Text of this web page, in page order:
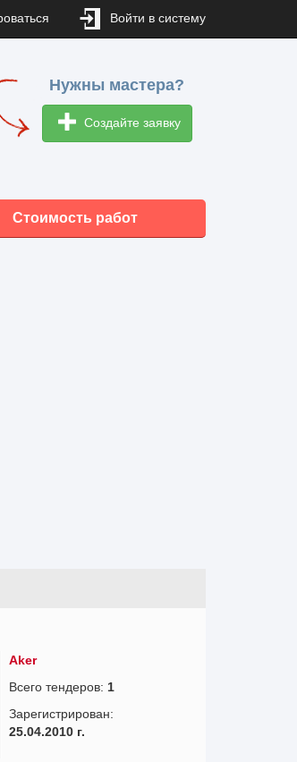
Войти в систему
Нужны мастера?
Создайте заявку
Стоимость работ
Aker
Всего тендеров: 1
Зарегистрирован:
25.04.2010 г.